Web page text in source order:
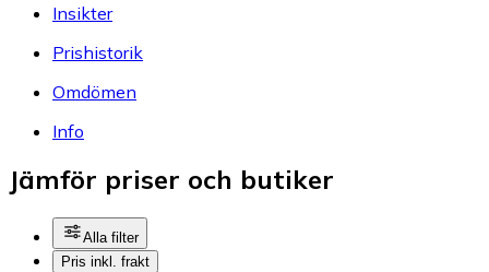
Insikter
Prishistorik
Omdömen
Info
Jämför priser och butiker
Alla filter
Pris inkl. frakt